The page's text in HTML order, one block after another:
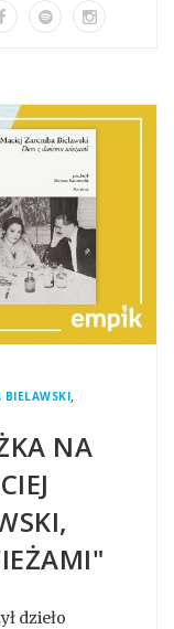
BIELAWSKI,
NA
dzieło